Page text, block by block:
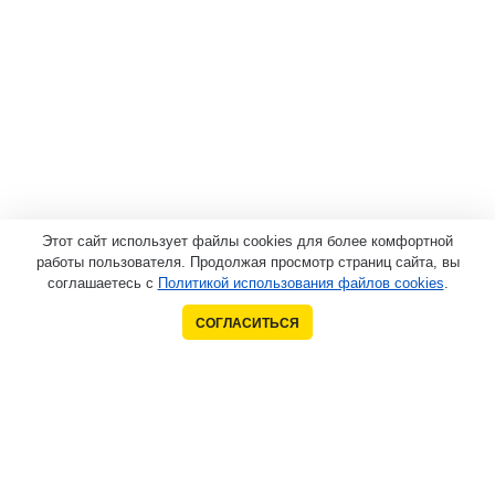
Этот сайт использует файлы cookies для более комфортной
работы пользователя. Продолжая просмотр страниц сайта, вы
соглашаетесь с Политикой использования файлов cookies.
СОГЛАСИТЬСЯ